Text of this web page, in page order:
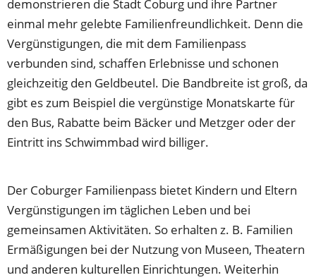
demonstrieren die Stadt Coburg und ihre Partner
einmal mehr gelebte Familienfreundlichkeit. Denn die
Vergünstigungen, die mit dem Familienpass
verbunden sind, schaffen Erlebnisse und schonen
gleichzeitig den Geldbeutel. Die Bandbreite ist groß, da
gibt es zum Beispiel die vergünstige Monatskarte für
den Bus, Rabatte beim Bäcker und Metzger oder der
Eintritt ins Schwimmbad wird billiger.
Der Coburger Familienpass bietet Kindern und Eltern
Vergünstigungen im täglichen Leben und bei
gemeinsamen Aktivitäten. So erhalten z. B. Familien
Ermäßigungen bei der Nutzung von Museen, Theatern
und anderen kulturellen Einrichtungen. Weiterhin